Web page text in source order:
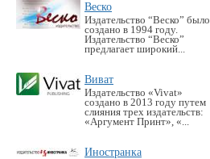
Веско
Издательство “Веско” было
создано в 1994 году.
Издательство “Веско”
предлагает широкий...
Виват
Издательство «Vivat»
создано в 2013 году путем
слияния трех издательств:
«Аргумент Принт», «...
Иностранка